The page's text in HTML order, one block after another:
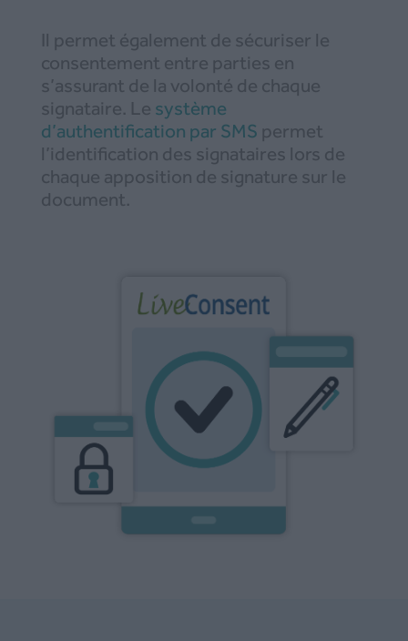
Il permet également de sécuriser le
consentement entre parties en
s’assurant de la volonté de chaque
signataire. Le système
d’authentification par SMS permet
l’identification des signataires lors de
chaque apposition de signature sur le
document.